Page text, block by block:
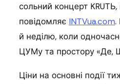
сольний концерт
повідомляє INTVua.com.
й неділю, коли
ЦУМу та простору «Де,
Ціни на основні події